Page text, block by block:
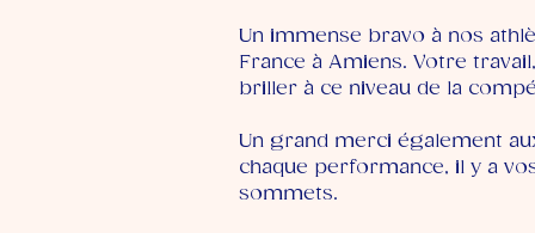
Un immense bravo à nos
France à Amiens. Votre
briller à ce niveau de la
Un grand merci également
chaque performance, il y a
sommets.